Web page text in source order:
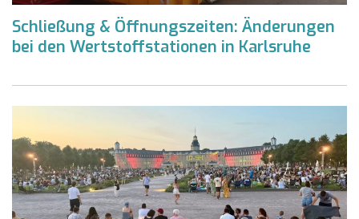
Schließung & Öffnungszeiten: Änderungen
bei den Wertstoffstationen in Karlsruhe